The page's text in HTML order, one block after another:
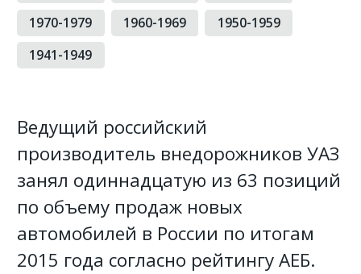
1970-1979
1960-1969
1950-1959
1941-1949
Ведущий российский
производитель внедорожников УАЗ
занял одиннадцатую из 63 позиций
по объему продаж новых
автомобилей в России по итогам
2015 года согласно рейтингу АЕБ.